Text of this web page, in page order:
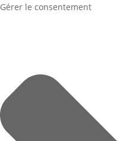
Gérer le consentement